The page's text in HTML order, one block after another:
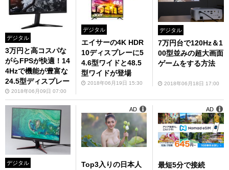
デジタル
3万円と高コスパな
がらFPSが快適！14
4Hzで機能が豊富な
24.5型ディスプレー
2018年06月09日 07:00
デジタル
エイサーの4K HDR
10ディスプレーに5
4.6型ワイドと48.5
型ワイドが登場
2018年06月19日 15:30
デジタル
7万円台で120Hz＆1
00型並みの超大画面
ゲームをする方法
2018年06月18日 17:00
デジタル
Top3入りの日本人
AD
最短5分で接続
AD